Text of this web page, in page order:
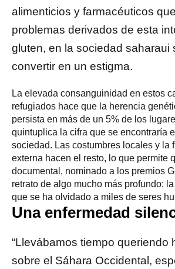
alimenticios y farmacéuticos
problemas derivados de esta
gluten, en la sociedad saharaui
convertir en un estigma.
La elevada consanguinidad en estos
refugiados hace que la herencia
persista en más de un 5% de los
quintuplica la cifra que se encontraría
sociedad. Las costumbres locales y la
externa hacen el resto, lo que permite
documental, nominado a los premios
retrato de algo mucho más profundo:
que se ha olvidado a miles de seres
Una enfermedad
“Llevábamos tiempo queriendo
sobre el Sáhara Occidental,